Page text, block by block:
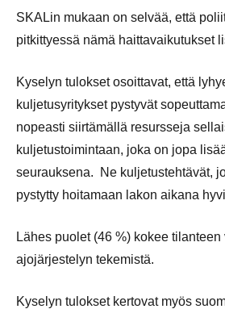
SKALin mukaan on selvää, että
pitkittyessä nämä haittavaikutukset
Kyselyn tulokset osoittavat, että
kuljetusyritykset pystyvät
nopeasti siirtämällä resursseja
kuljetustoimintaan, joka on jopa
seurauksena. Ne kuljetustehtävät,
pystytty hoitamaan lakon aikana
Lähes puolet (46 %) kokee
ajojärjestelyn tekemistä.
Kyselyn tulokset kertovat myös